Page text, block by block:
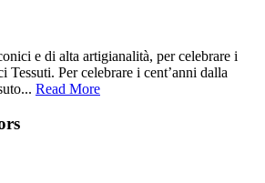
e di alta artigianalità, per celebrare i
Tessuti. Per celebrare i cent’anni dalla
Read More